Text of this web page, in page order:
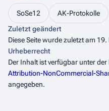
SoSe12
AK-Protokolle
Zuletzt geändert
Diese Seite wurde zuletzt am
Urheberrecht
Der Inhalt ist verfügbar unter der
Attribution-NonCommercial-
angegeben.